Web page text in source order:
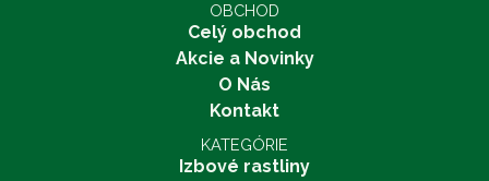
OBCHOD
Celý obchod
Akcie a Novinky
O Nás
Kontakt
KATEGÓRIE
Izbové rastliny